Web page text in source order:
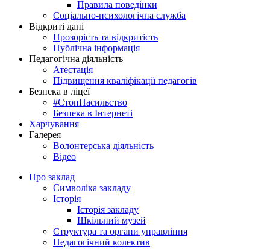
Правила поведінки
Соціально-психологічна служба
Відкриті дані
Прозорість та відкритість
Публічна інформація
Педагогічна діяльність
Атестація
Підвищення кваліфікації педагогів
Безпека в ліцеї
#СтопНасильство
Безпека в Інтернеті
Харчування
Галерея
Волонтерська діяльність
Відео
Про заклад
Символіка закладу
Історія
Історія закладу
Шкільний музей
Структура та органи управління
Педагогічний колектив